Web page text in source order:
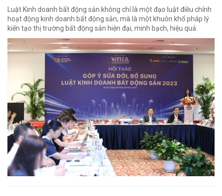
Luật Kinh doanh bất động sản không chỉ là một đạo luật điều chỉnh
hoạt động kinh doanh bất động sản, mà là một khuôn khổ pháp lý
kiến tạo thị trường bất động sản hiện đại, minh bạch, hiệu quả.